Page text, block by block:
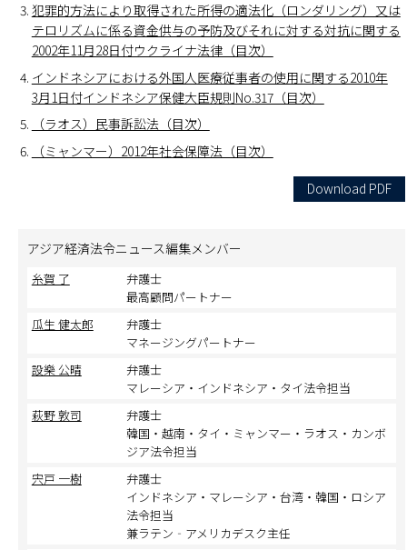
犯罪的方法により取得された所得の適法化（ロンダリング）又は
テロリズムに係る資金供与の予防及びそれに対する対抗に関する
2002年11月28日付ウクライナ法律（目次）
インドネシアにおける外国人医療従事者の使用に関する2010年
3月1日付インドネシア保健大臣規則No.317（目次）
（ラオス）民事訴訟法（目次）
（ミャンマー）2012年社会保障法（目次）
Download PDF
アジア経済法令ニュース編集メンバー
糸賀 了
弁護士
最高顧問パートナー
瓜生 健太郎
弁護士
マネージングパートナー
設樂 公晴
弁護士
マレーシア・インドネシア・タイ法令担当
萩野 敦司
弁護士
韓国・越南・タイ・ミャンマー・ラオス・カンボ
ジア法令担当
宍戸 一樹
弁護士
インドネシア・マレーシア・台湾・韓国・ロシア
法令担当
兼ラテン‐アメリカデスク主任